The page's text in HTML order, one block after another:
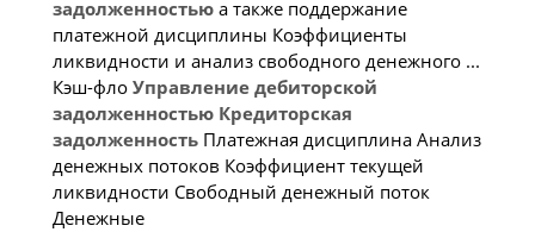
задолженностьюа также поддержание
платежной дисциплины Коэффициенты
ликвидности и анализ свободного денежного ...
Кэш-фло Управление дебиторской
задолженностью Кредиторская
задолженностьПлатежная дисциплина Анализ
денежных потоков Коэффициент текущей
ликвидности Свободный денежный поток
Денежные